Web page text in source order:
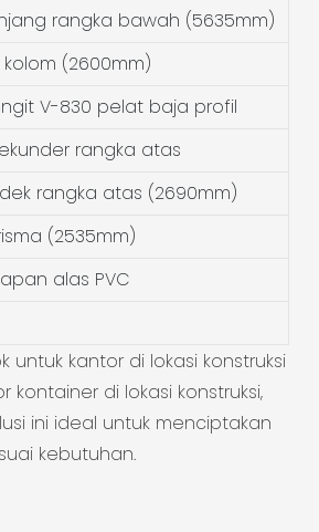
rangka bawah (5635mm)
kolom (2600mm)
V-830 pelat baja profil
rangka atas
rangka atas (2690mm)
(2535mm)
alas PVC
kantor di lokasi konstruksi
di lokasi konstruksi,
ini ideal untuk menciptakan
kebutuhan.